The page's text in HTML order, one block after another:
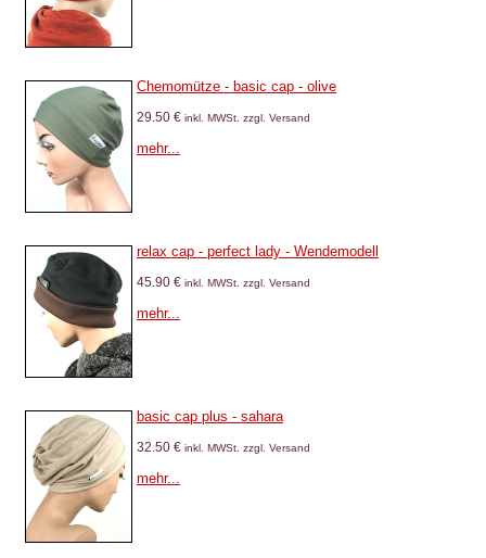
Chemomütze - basic cap - olive
29.50 € inkl. MWSt. zzgl. Versand
mehr...
relax cap - perfect lady - Wendemodell
45.90 € inkl. MWSt. zzgl. Versand
mehr...
basic cap plus - sahara
32.50 € inkl. MWSt. zzgl. Versand
mehr...